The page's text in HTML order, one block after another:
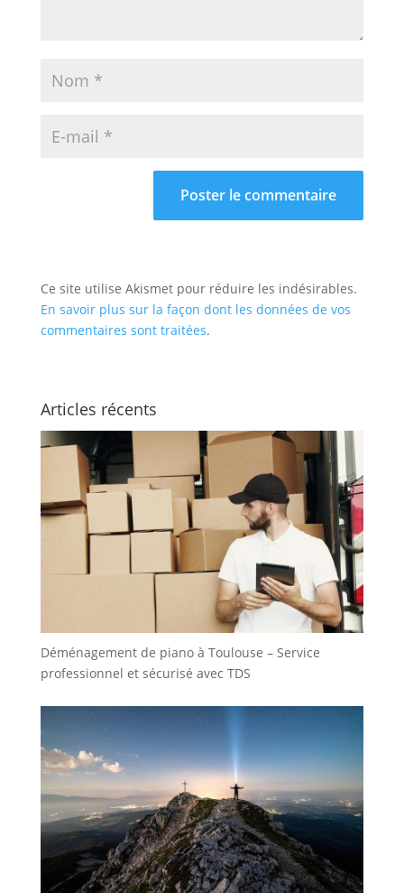
Ce site utilise Akismet pour réduire les indésirables.
En savoir plus sur la façon dont les données de vos
commentaires sont traitées.
Articles récents
Déménagement de piano à Toulouse – Service
professionnel et sécurisé avec TDS